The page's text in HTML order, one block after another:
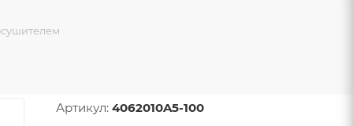
Артикул: 4062010A5-100